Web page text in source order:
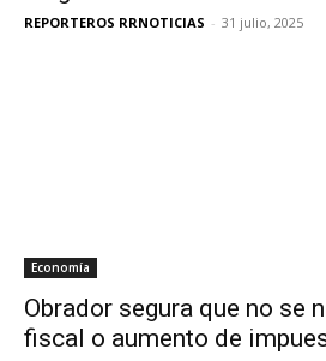
REPORTEROS RRNOTICIAS - 31 julio, 2025
Economía
Obrador segura que no se
fiscal o aumento de